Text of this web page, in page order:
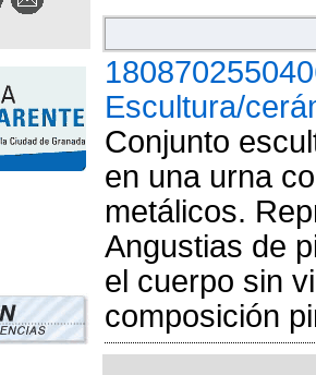
Escultura/
Conjunto
en una urna
metálicos.
Angustias de
el cuerpo sin
composición